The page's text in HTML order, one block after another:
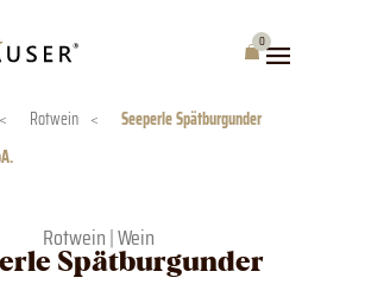
0
Warenkorb
< Rotwein <
Seeperle Spätburgunder
Rotwein|Wein
Spätburgunder